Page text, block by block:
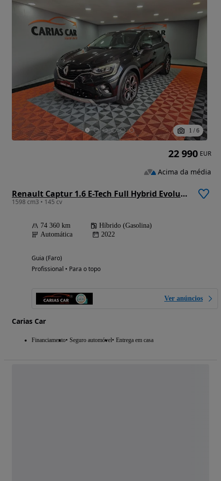
1 / 6
Renault Captur 1.6 E-Tech Full Hybrid Evolution
1598 cm3 • 145 cv
74 360 km
Híbrido (Gasolina)
Automática
2022
Guia (Faro)
Profissional • Para o topo
Ver anúncios
Carias Car
Financiamento Seguro automóvel Entrega em casa
22 990 EUR
Acima da média